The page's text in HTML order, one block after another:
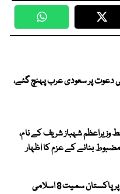
WhatsApp
دعوت پر سعودی عرب پہنچ گئے،
شہباز شریف کے نام،
بنانے کے عزم کا اظہار
غزہ میں اسرائیلی کارروائیوں پر پاکستان سمیت 8 اسلامی